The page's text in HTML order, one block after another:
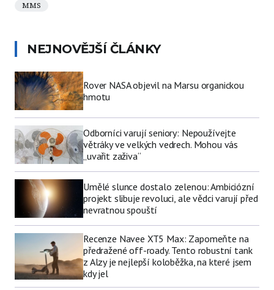
MMS
NEJNOVĚJŠÍ ČLÁNKY
Rover NASA objevil na Marsu organickou
hmotu
Odborníci varují seniory: Nepoužívejte
větráky ve velkých vedrech. Mohou vás
„uvařit zaživa“
Umělé slunce dostalo zelenou: Ambiciózní
projekt slibuje revoluci, ale vědci varují před
nevratnou spouští
Recenze Navee XT5 Max: Zapomeňte na
předražené off-roady. Tento robustní tank
z Alzy je nejlepší koloběžka, na které jsem
kdy jel